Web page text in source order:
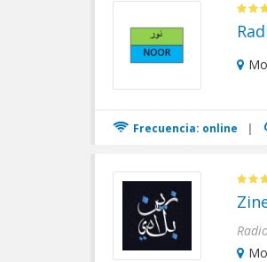
Frecuencia: online |